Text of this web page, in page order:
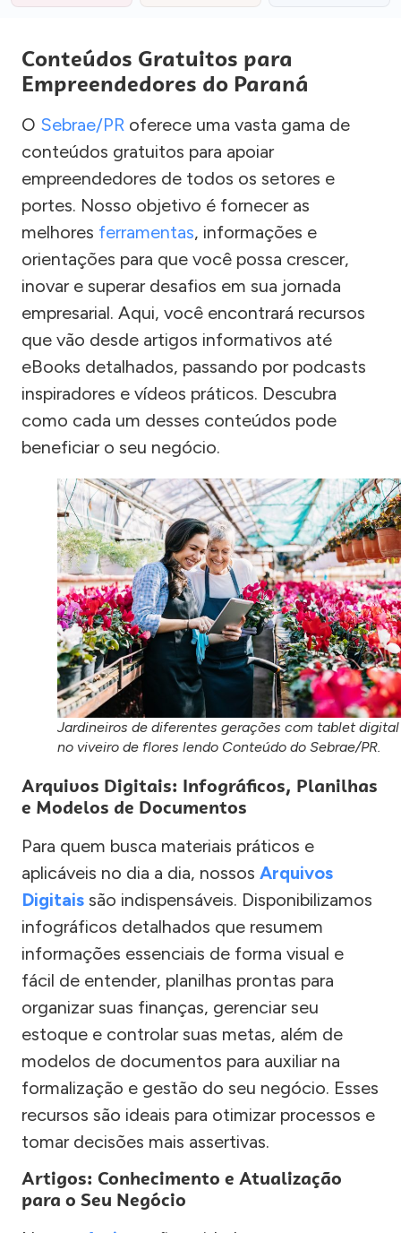
Conteúdos Gratuitos para
Empreendedores do Paraná
O Sebrae/PR oferece uma vasta gama de
conteúdos gratuitos para apoiar
empreendedores de todos os setores e
portes. Nosso objetivo é fornecer as
melhores ferramentas, informações e
orientações para que você possa crescer,
inovar e superar desafios em sua jornada
empresarial. Aqui, você encontrará recursos
que vão desde artigos informativos até
eBooks detalhados, passando por podcasts
inspiradores e vídeos práticos. Descubra
como cada um desses conteúdos pode
beneficiar o seu negócio.
Jardineiros de diferentes gerações com tablet digital
no viveiro de flores lendo Conteúdo do Sebrae/PR.
Arquivos Digitais: Infográficos, Planilhas
e Modelos de Documentos
Para quem busca materiais práticos e
aplicáveis no dia a dia, nossos Arquivos
Digitais são indispensáveis. Disponibilizamos
infográficos detalhados que resumem
informações essenciais de forma visual e
fácil de entender, planilhas prontas para
organizar suas finanças, gerenciar seu
estoque e controlar suas metas, além de
modelos de documentos para auxiliar na
formalização e gestão do seu negócio. Esses
recursos são ideais para otimizar processos e
tomar decisões mais assertivas.
Artigos: Conhecimento e Atualização
para o Seu Negócio